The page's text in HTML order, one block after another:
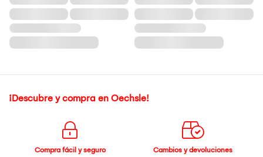
¡Descubre y compra en Oechsle!
Compra fácil y seguro
Cambios y devoluciones